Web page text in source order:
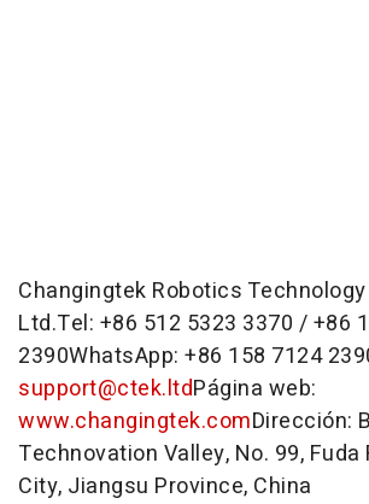
Changingtek Robotics
Ltd.Tel: +86 512 5323 3370 / +86
2390WhatsApp: +86 158 7124
support@ctek.ltdPágina web:
www.changingtek.comDirección:
Technovation Valley, No. 99, Fuda
City, Jiangsu Province, China